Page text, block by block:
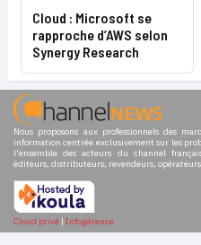
Cloud : Microsoft se
rapproche d’AWS selon
Synergy Research
Nous proposons aux professionnels des
information centrée exclusivement sur les
l'ensemble des acteurs du channel
éditeurs, distributeurs, revendeurs,
Cloud privé | Infogérance